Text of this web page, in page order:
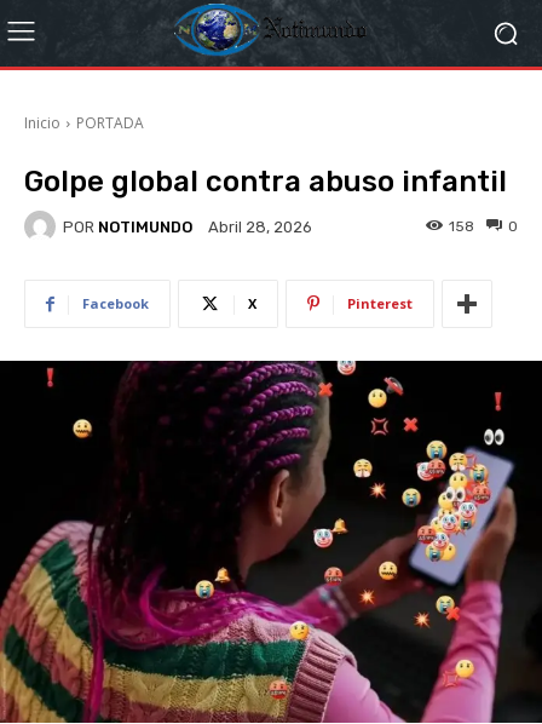
Inicio PORTADA
Golpe global contra abuso infantil
POR NOTIMUNDO Abril 28, 2026 0
158
Facebook X Pinterest